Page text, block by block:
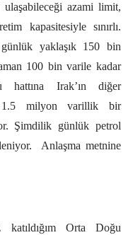
azami limit,
kapasitesiyle sınırlı.
yaklaşık 150 bin
100 bin varile kadar
Irak’ın diğer
1.5 milyon varillik bir
Şimdilik günlük petrol
Anlaşma metnine
Orta Doğu